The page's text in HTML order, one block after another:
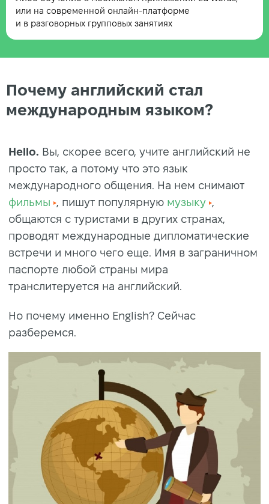
или на современной онлайн-платформе
и в разговорных групповых занятиях
Почему английский стал
международным языком?
Hello. Вы, скорее всего, учите английский не
просто так, а потому что это язык
международного общения. На нем снимают
фильмы
, пишут популярную музыку ,
общаются с туристами в других странах,
проводят международные дипломатические
встречи и много чего еще. Имя в заграничном
паспорте любой страны мира
транслитеруется на английский.
Но почему именно English? Сейчас
разберемся.